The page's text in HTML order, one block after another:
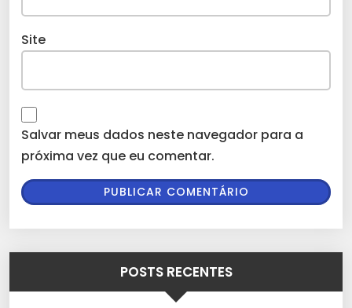
Site
Salvar meus dados neste navegador para a
próxima vez que eu comentar.
POSTS RECENTES